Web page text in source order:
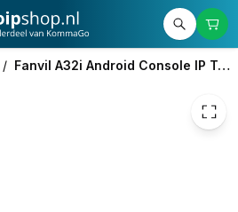
/ Fanvil A32i Android Console IP Telefoon